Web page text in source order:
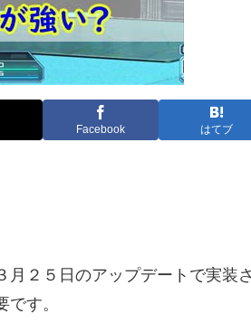
Facebook はてブ
月２５日のアップデートで実
です。